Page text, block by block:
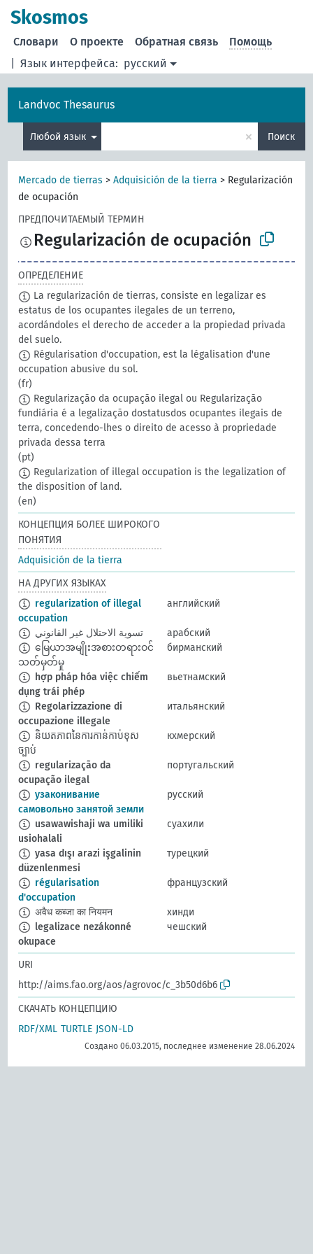
Skosmos
Язык интерфейса: русский
Словари О проекте Обратная связь Помощь
Landvoc Thesaurus
Любой язык × Поиск
Mercado de tierras >Adquisición de la tierra > Regularización
de ocupación
ПРЕДПОЧИТАЕМЫЙ ТЕРМИН
Regularización de ocupación
ОПРЕДЕЛЕНИЕ
La regularización de tierras, consiste en legalizar es
estatus de los ocupantes ilegales de un terreno,
acordándoles el derecho de acceder a la propiedad privada
del suelo.
Régularisation d'occupation, est la légalisation d'une
occupation abusive du sol.
(fr)
Regularização da ocupação ilegal ou Regularização
fundiária é a legalização dostatusdos ocupantes ilegais de
terra, concedendo-lhes o direito de acesso à propriedade
privada dessa terra
(pt)
Regularization of illegal occupation is the legalization of
the disposition of land.
(en)
КОНЦЕПЦИЯ БОЛЕЕ ШИРОКОГО
ПОНЯТИЯ
Adquisición de la tierra
НА ДРУГИХ ЯЗЫКАХ
regularization of illegal
occupation
английский
تسوية الاحتلال غير القانوني
арабский
မြေယာအမျိုးအစားတရားဝင်
သတ်မှတ်မှု
бирманский
hợp pháp hóa việc chiếm
dụng trái phép
вьетнамский
Regolarizzazione di
occupazione illegale
итальянский
និយតភាពនៃការកាន់កាប់ខុស
ច្បាប់
кхмерский
regularização da
ocupação ilegal
португальский
узаконивание
самовольно занятой земли
русский
usawawishaji wa umiliki
usiohalali
суахили
yasa dışı arazi işgalinin
düzenlenmesi
турецкий
régularisation
d'occupation
французский
अवैध कब्जा का नियमन
хинди
legalizace nezákonné
okupace
чешский
URI
http://aims.fao.org/aos/agrovoc/c_3b50d6b6
СКАЧАТЬ КОНЦЕПЦИЮ
RDF/XML TURTLE JSON-LD
Создано 06.03.2015, последнее изменение 28.06.2024